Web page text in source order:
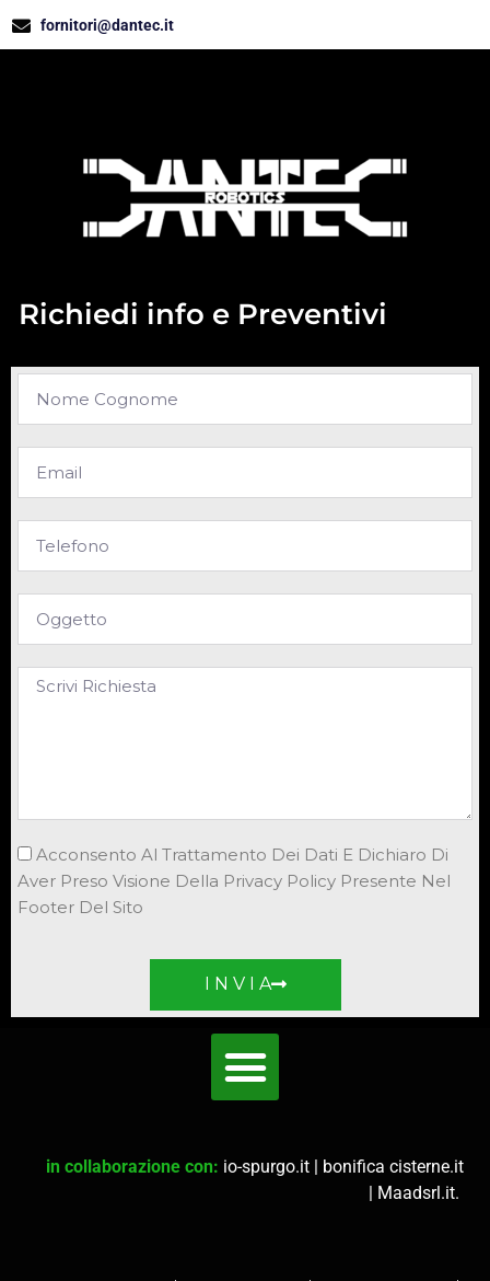
fornitori@dantec.it
Richiedi info e Preventivi
Acconsento Al Trattamento Dei Dati E Dichiaro Di
Aver Preso Visione Della Privacy Policy Presente Nel
Footer Del Sito
I N V I A
in collaborazione con: io-spurgo.it | bonifica cisterne.it
| Maadsrl.it.